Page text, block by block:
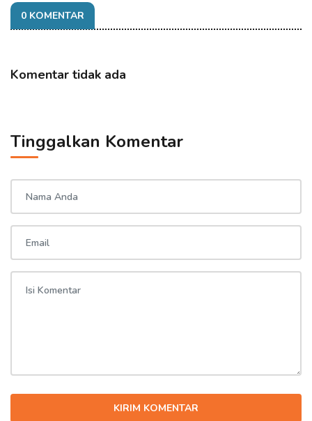
0 KOMENTAR
Komentar tidak ada
Tinggalkan Komentar
KIRIM KOMENTAR